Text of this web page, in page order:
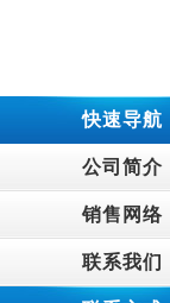
快速导航
公司简介
销售网络
联系我们